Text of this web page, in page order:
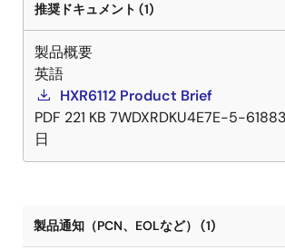
推奨ドキュメント (1)
製品概要
英語
HXR6112 Product Brief
PDF 221 KB 7WDXRDKU4E7E-5-61883
日
製品通知（PCN、EOLなど） (1)